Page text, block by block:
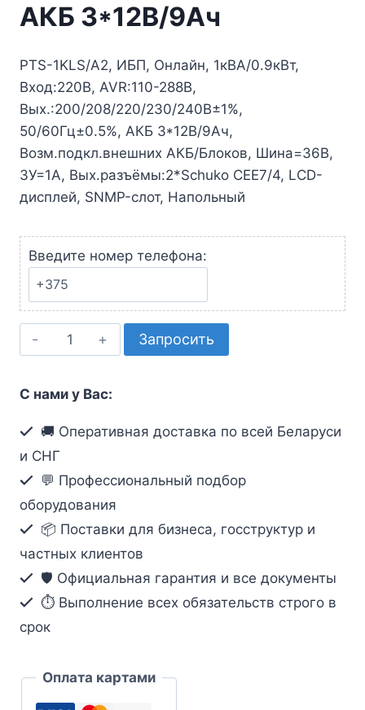
АКБ 3*12В/9Ач
PTS-1KLS/A2, ИБП, Онлайн, 1кВА/0.9кВт,
Вход:220В, AVR:110-288В,
Вых.:200/208/220/230/240В±1%,
50/60Гц±0.5%, АКБ 3*12В/9Ач,
Возм.подкл.внешних АКБ/Блоков, Шина=36В,
ЗУ=1А, Вых.разъёмы:2*Schuko CEE7/4, LCD-
дисплей, SNMP-слот, Напольный
Введите номер телефона:
Количество
товара
1KLS/A7
Онлайн,
1кВА/0.9кВт,
АКБ
3*12В/9Ач
Запросить
С нами у Вас:
🚚 Оперативная доставка по всей Беларуси
и СНГ
💬 Профессиональный подбор
оборудования
📦 Поставки для бизнеса, госструктур и
частных клиентов
🛡️ Официальная гарантия и все документы
⏱ Выполнение всех обязательств строго в
срок
Оплата картами